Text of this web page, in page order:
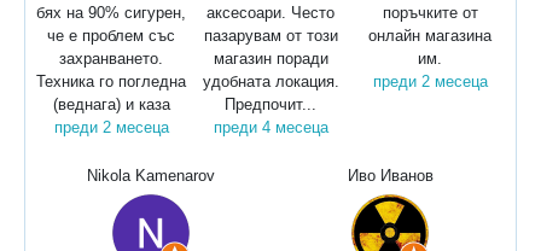
бях на 90% сигурен,
че е проблем със
захранването.
Техника го погледна
(веднага) и каза
преди 2 месеца
аксесоари. Често
пазарувам от този
магазин поради
удобната локация.
Предпочит...
преди 4 месеца
поръчките от
онлайн магазина
им.
преди 2 месеца
Nikola Kamenarov Иво Иванов